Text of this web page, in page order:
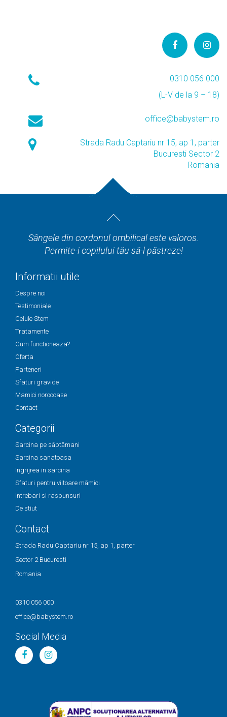
0310 056 000
(L-V de la 9 – 18)
office@babystem.ro
Strada Radu Captariu nr 15, ap 1, parter
Bucuresti Sector 2
Romania
Sângele din cordonul ombilical este valoros.
Permite-i copilului tău să-l păstreze!
Informatii utile
Despre noi
Testimoniale
Celule Stem
Tratamente
Cum functioneaza?
Oferta
Parteneri
Sfaturi gravide
Mamici norocoase
Contact
Categorii
Sarcina pe săptămani
Sarcina sanatoasa
Ingrijrea in sarcina
Sfaturi pentru viitoare mămici
Intrebari si raspunsuri
De stiut
Contact
Strada Radu Captariu nr 15, ap 1, parter
Sector 2 Bucuresti
Romania
0310 056 000
office@babystem.ro
Social Media